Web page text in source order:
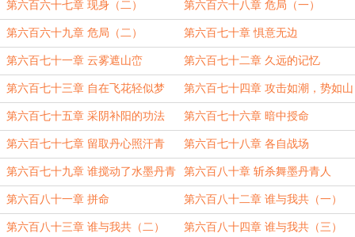
第六百六十七章 现身（二） 第六百六十八章 危局（一）
第六百六十九章 危局（二） 第六百七十章 惧意无边
第六百七十一章 云雾遮山峦 第六百七十二章 久远的记忆
第六百七十三章 自在飞花轻似梦 第六百七十四章 攻击如潮，势如山
第六百七十五章 采阴补阳的功法 第六百七十六章 暗中授命
第六百七十七章 留取丹心照汗青 第六百七十八章 各自战场
第六百七十九章 谁搅动了水墨丹青 第六百八十章 斩杀舞墨丹青人
第六百八十一章 拼命 第六百八十二章 谁与我共（一）
第六百八十三章 谁与我共（二） 第六百八十四章 谁与我共（三）